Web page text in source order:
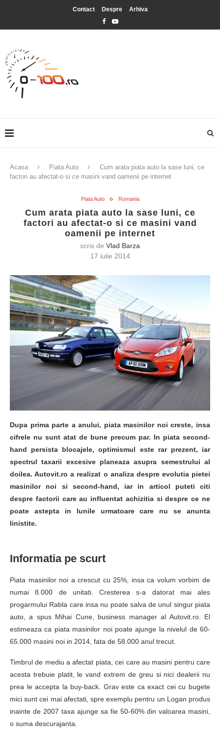
Contact Despre Arhiva
Acasa Piata Auto
Cum arata piata auto la sase luni, ce
factori au afectat-o si ce masini vand oamenii pe internet
Piata Auto Romania
Cum arata piata auto la sase luni, ce
factori au afectat-o si ce masini vand
oamenii pe internet
scris de Vlad Barza
17 iulie 2014
Dupa prima parte a anului, piata masinilor noi creste, insa
cifrele nu sunt atat de bune precum par. In piata second-
hand persista blocajele, optimismul este rar prezent, iar
spectrul taxarii excesive planeaza asupra semestrului al
doilea. Autovit.ro a realizat o analiza despre evolutia pietei
masinilor noi si second-hand, iar in articol puteti citi
despre factorii care au influentat achizitia si despre ce ne
poate astepta in lunile urmatoare care nu se anunta
linistite.
Informatia pe scurt
Piata masinilor noi a crescut cu 25%, insa ca volum vorbim de
numai 8.000 de unitati. Cresterea s-a datorat mai ales
progarmului Rabla care insa nu poate salva de unul singur piata
auto, a spus Mihai Cune, business manager al Autovit.ro. El
estimeaza ca piata masinilor noi poate ajunge la nivelul de 60-
65.000 masini noi in 2014, fata de 58.000 anul trecut.
Timbrul de mediu a afectat piata, cei care au masini pentru care
acesta trebuie platit, le vand extrem de greu si nici dealerii nu
prea le accepta la buy-back. Grav este ca exact cei cu bugete
mici sunt cei mai afectati, spre exemplu pentru un Logan produs
inainte de 2007 taxa ajunge sa fie 50-60% din valoarea masini,
o suma descurajanta.